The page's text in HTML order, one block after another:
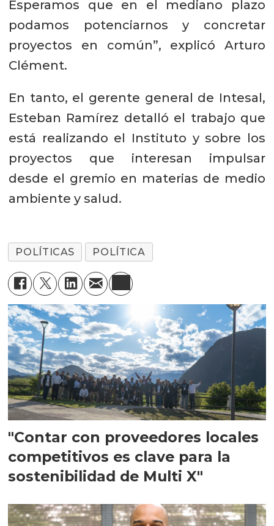
Esperamos que en el mediano plazo
podamos potenciarnos y concretar
proyectos en común”, explicó Arturo
Clément.
En tanto, el gerente general de Intesal,
Esteban Ramírez detalló el trabajo que
está realizando el Instituto y sobre los
proyectos que interesan impulsar
desde el gremio en materias de medio
ambiente y salud.
POLÍTICAS POLÍTICA
"Contar con proveedores locales
competitivos es clave para la
sostenibilidad de Multi X"